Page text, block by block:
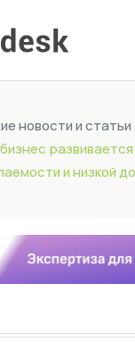
новости и статьи
и низкой